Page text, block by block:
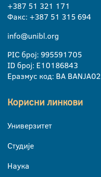
+387 51 321 171
Факс: +387 51 315 694
info@unibl.org
PIC број: 995591705
ID број: E10186843
Еразмус код: BA BANJA02
Корисни линкови
Универзитет
Студије
Наука